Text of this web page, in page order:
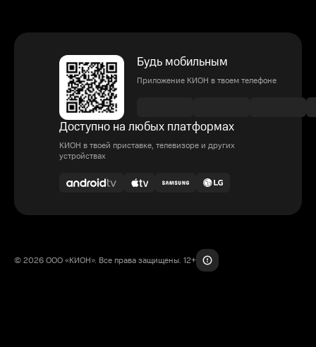
Будь мобильным
Приложение КИОН в твоем телефоне
Доступно на любых платформах
КИОН в твоей приставке, телевизоре и других
устройствах
© 2026 ООО «КИОН». Все права защищены. 12+